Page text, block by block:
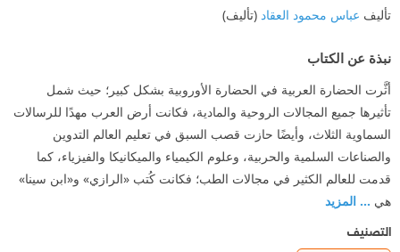
تأليف عباس محمود العقاد (تأليف)
نبذة عن الكتاب
أثَّرت الحضارة العربية في الحضارة الأوروبية بشكل كبير؛ حيث شمل
تأثيرها جميع المجالات الروحية والمادية، فكانت أرض العرب مهدًا للرسالات
السماوية الثلاث، وأيضًا حازت قصب السبق في تعليم العالم التدوين
والصناعات السلمية والحربية، وعلوم الكيمياء والميكانيكا والفيزياء، كما
قدمت للعالم الكثير في مجالات الطب؛ فكانت كُتب «الرازي» و«ابن سينا»
هي ... المزيد
التصنيف